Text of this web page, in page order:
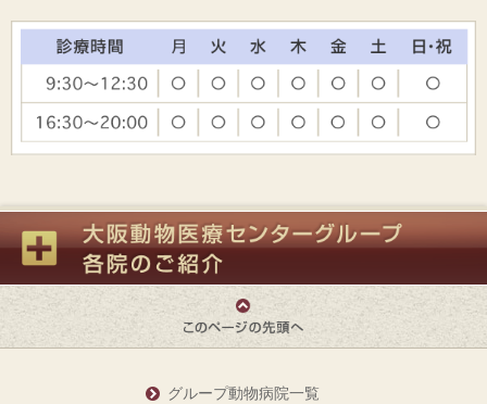
グループ動物病院一覧